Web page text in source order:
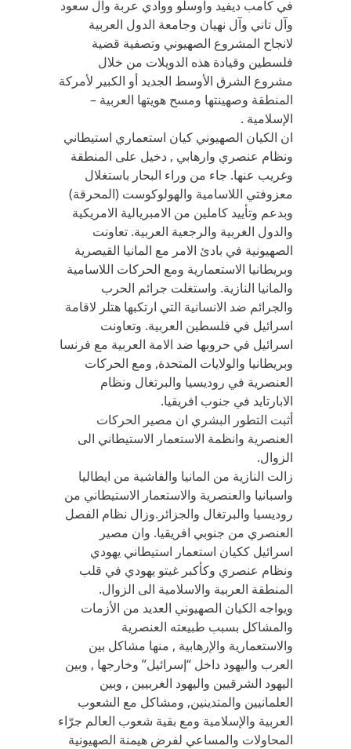
في كامب ديفيد واوسلو ووادي عربة وآل سعود
وآل تاني وآل نهيان وجامعة الدول العربية
لانجاح المشروع الصهيوني وتصفية قضية
فلسطين وقيادة هذه الدويلات من خلال
مشروع الشرق الأوسط الجديد أو الكبير لأمركة
المنطقة وصهينتها ومسح هويتها العربية –
الإسلامية .
ان الكيان الصهيوني كيان استعماري استيطاني
ونظام عنصري وارهابي , دخيل على المنطقة
وغريب عنها. جاء من وراء البحار باستغلال
معزوفتي اللاسامية والهولوكوست (المحرقة)
وبدعم وتأييد كاملين من الامبريالية الامريكية
والدول الغربية والرجعية العربية. تعاونت
الصهيونية في بادئ الامر مع المانيا القيصرية
وبريطانيا الاستعمارية ومع الحركات اللاسامية
والمانيا النازية. واستغلت جرائم الحرب
والجرائم ضد الانسانية التي ارتكبها هتلر لاقامة
اسرائيل في فلسطين العربية. وتعاونت
اسرائيل في حروبها ضد الامة العربية مع فرنسا
وبريطانيا والولايات المتحدة, ومع الحركات
العنصرية في روديسيا والبرتغال ونظام
الابارتايد في جنوب افريقيا.
أثبت التطور البشري ان مصير الحركات
العنصرية وانظمة الاستعمار الاستيطاني الى
الزوال.
زالت النازية من المانيا والفاشية من ايطاليا
واسبانيا والعنصرية والاستعمار الاستيطاني من
روديسيا والبرتغال والجزائر.وزال نظام الفصل
العنصري من جنوبي افريقيا. وان مصير
اسرائيل ككيان استعمار استيطاني يهودي
ونظام عنصري وكأكبر غيتو يهودي في قلب
المنطقة العربية والاسلامية الى الزوال.
ويواجه الكيان الصهيوني العديد من الأزمات
والمشاكل بسبب طبيعته العنصرية
والاستعمارية والإرهابية , منها مشاكل بين
العرب واليهود داخل “إسرائيل” وخارجها , وبين
اليهود الشرقيين واليهود الغربيين , وبين
العلمانيين والمتدينين, ومشاكل مع الشعوب
العربية والإسلامية ومع بقية شعوب العالم جرّاء
المحاولات والمساعي لفرض هيمنة الصهيونية